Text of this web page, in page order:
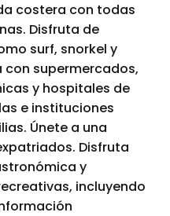
costera con todas
Disfruta de
surf, snorkel y
supermercados,
y hospitales de
e instituciones
Únete a una
Disfruta
y
incluyendo